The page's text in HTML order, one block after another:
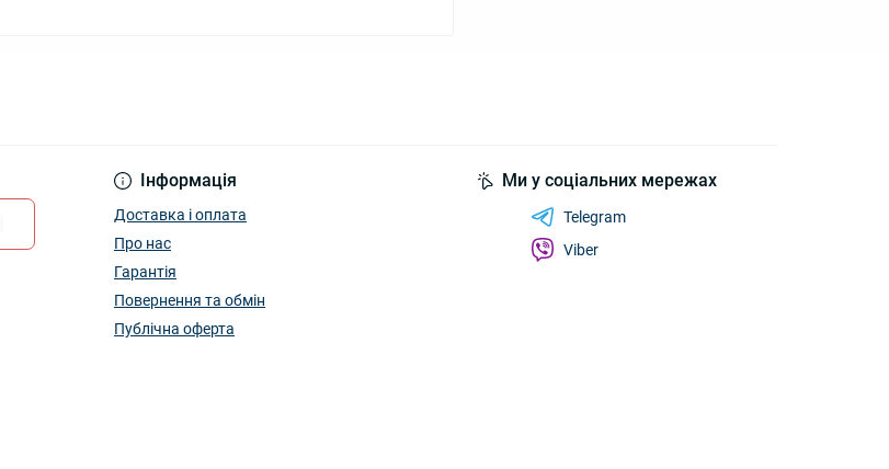
Інформація
Доставка і оплата
Про нас
Гарантія
Повернення та обмін
Публічна оферта
Ми у соціальних мережах
Telegram
Viber